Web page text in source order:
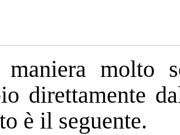
molto
direttamente
è il seguente.